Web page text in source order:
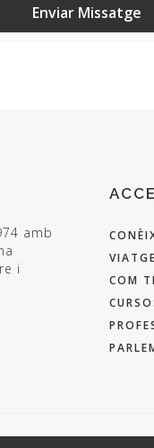
Enviar Missatge
amb
i
COM